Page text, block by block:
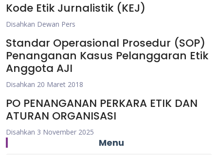
Kode Etik Jurnalistik (KEJ)
Disahkan Dewan Pers
Standar Operasional Prosedur (SOP)
Penanganan Kasus Pelanggaran Etik
Anggota AJI
Disahkan 20 Maret 2018
PO PENANGANAN PERKARA ETIK DAN
ATURAN ORGANISASI
Disahkan 3 November 2025
Menu